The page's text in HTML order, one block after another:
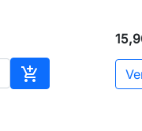

Añadir al carrito